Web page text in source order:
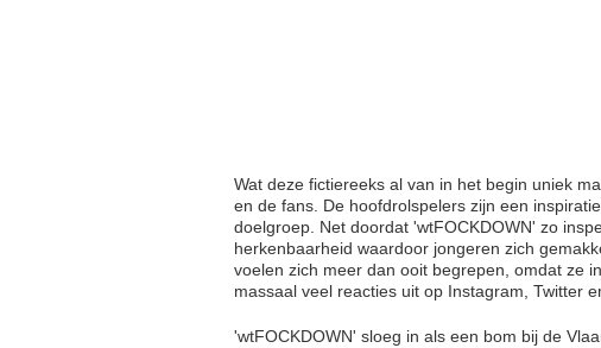
Wat deze fictiereeks al van in het begin uniek
en de fans. De hoofdrolspelers zijn een
doelgroep. Net doordat 'wtFOCKDOWN' zo
herkenbaarheid waardoor jongeren zich
voelen zich meer dan ooit begrepen, omdat ze
massaal veel reacties uit op Instagram, Twitter
'wtFOCKDOWN' sloeg in als een bom bij de